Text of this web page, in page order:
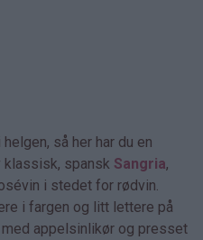
så her har du en
klassisk, spansk Sangria,
i stedet for rødvin.
i fargen og litt lettere på
appelsinlikør og presset